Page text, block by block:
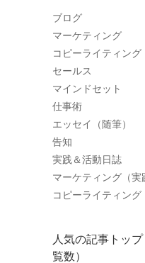
ブログ
マーケティング
コピーライティング
セールス
マインドセット
仕事術
エッセイ（随筆）
告知
実践＆活動日誌
マーケティング（実
コピーライティング
人気の記事トッ
覧数）